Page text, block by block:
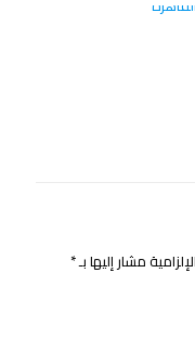
مشار إليها بـ*